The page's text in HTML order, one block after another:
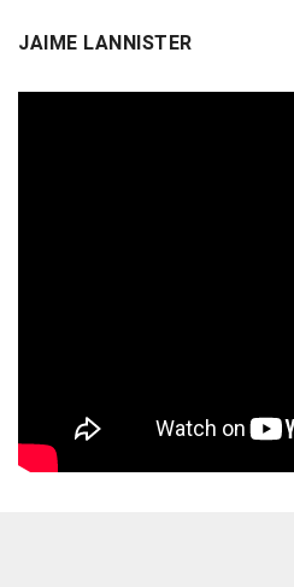
JAIME LANNISTER